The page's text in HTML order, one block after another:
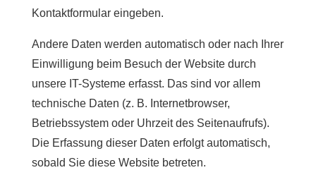
Kontaktformular eingeben.
Andere Daten werden automatisch oder nach Ihrer
Einwilligung beim Besuch der Website durch
unsere IT-Systeme erfasst. Das sind vor allem
technische Daten (z. B. Internetbrowser,
Betriebssystem oder Uhrzeit des Seitenaufrufs).
Die Erfassung dieser Daten erfolgt automatisch,
sobald Sie diese Website betreten.